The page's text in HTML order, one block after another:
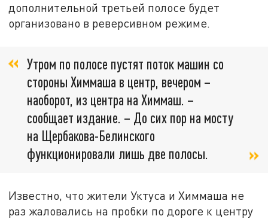
дополнительной третьей полосе будет
организовано в реверсивном режиме.
Утром по полосе пустят поток машин со
стороны Химмаша в центр, вечером –
наоборот, из центра на Химмаш. –
сообщает издание. – До сих пор на мосту
на Щербакова-Белинского
функционировали лишь две полосы.
Известно, что жители Уктуса и Химмаша не
раз жаловались на пробки по дороге к центру